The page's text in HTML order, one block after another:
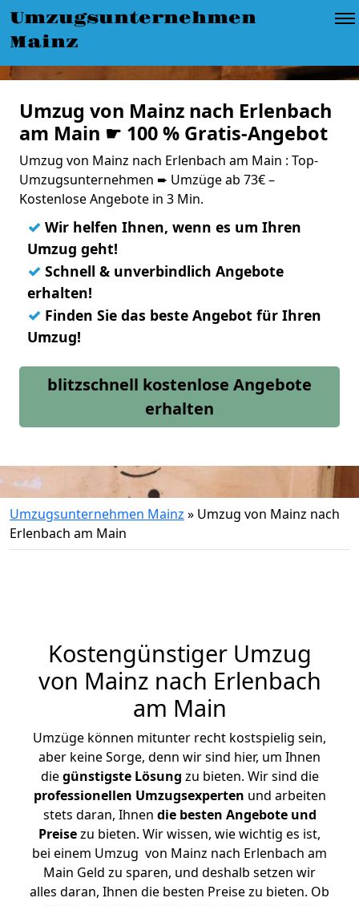
Umzugsunternehmen
Mainz
Umzug von Mainz nach Erlenbach
am Main ☛ 100 % Gratis-Angebot
Umzug von Mainz nach Erlenbach am Main : Top-
Umzugsunternehmen ➨ Umzüge ab 73€ –
Kostenlose Angebote in 3 Min.
✓ Wir helfen Ihnen, wenn es um Ihren
Umzug geht!
✓ Schnell & unverbindlich Angebote
erhalten!
✓ Finden Sie das beste Angebot für Ihren
Umzug!
blitzschnell kostenlose Angebote
erhalten
Umzugsunternehmen Mainz » Umzug von Mainz nach
Erlenbach am Main
Kostengünstiger Umzug
von Mainz nach Erlenbach
am Main
Umzüge können mitunter recht kostspielig sein,
aber keine Sorge, denn wir sind hier, um Ihnen
diegünstigste Lösung zu bieten. Wir sind die
professionellen Umzugsexperten und arbeiten
stets daran, Ihnen die besten Angebote und
Preisezu bieten. Wir wissen, wie wichtig es ist,
bei einem Umzug von Mainz nach Erlenbach am
Main Geld zu sparen, und deshalb setzen wir
alles daran, Ihnen die besten Preise zu bieten. Ob